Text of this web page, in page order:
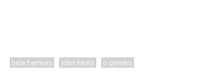
bela hamvas john keats o pjeniku